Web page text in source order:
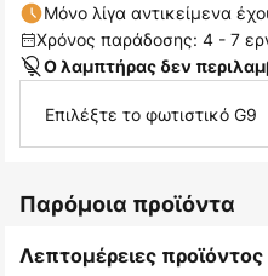
Μόνο λίγα αντικείμενα
Χρόνος παράδοσης: 4 - 7
Ο λαμπτήρας δεν
Επιλέξτε το φωτιστικό G9
Παρόμοια προϊόντα
Λεπτομέρειες προϊόντος